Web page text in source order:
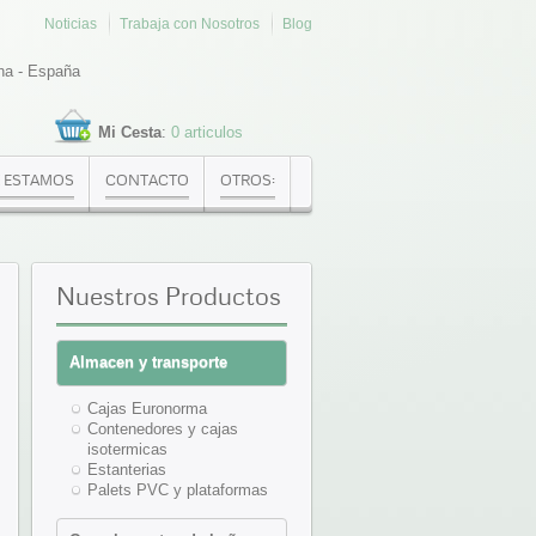
Noticias Trabaja con Nosotros Blog
- España
Mi Cesta: 0 articulos
CONTACTO OTROS:
Nuestros Productos
Almacen y transporte
Cajas Euronorma
Contenedores y cajas
isotermicas
Estanterias
Palets PVC y plataformas